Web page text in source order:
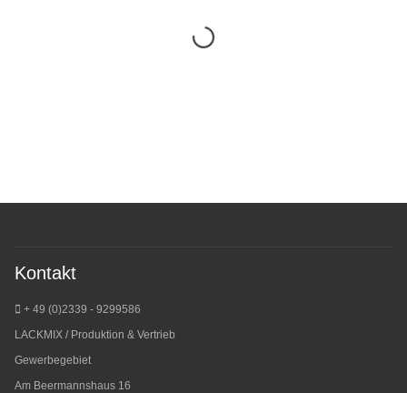
Kontakt
+ 49 (0)2339 - 9299586
LACKMIX / Produktion & Vertrieb
Gewerbegebiet
Am Beermannshaus 16